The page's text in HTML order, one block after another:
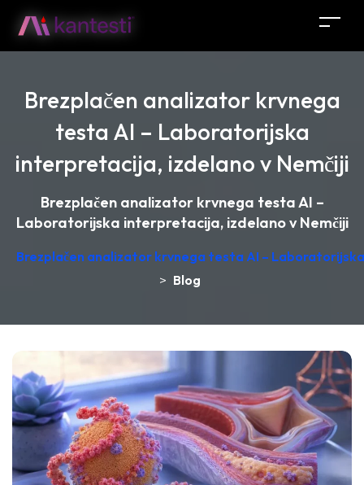
Brezplačen analizator krvnega
testa AI – Laboratorijska
interpretacija, izdelano v Nemčiji
Brezplačen analizator krvnega testa AI –
Laboratorijska interpretacija, izdelano v Nemčiji
Brezplačen analizator krvnega testa AI –
> Blog